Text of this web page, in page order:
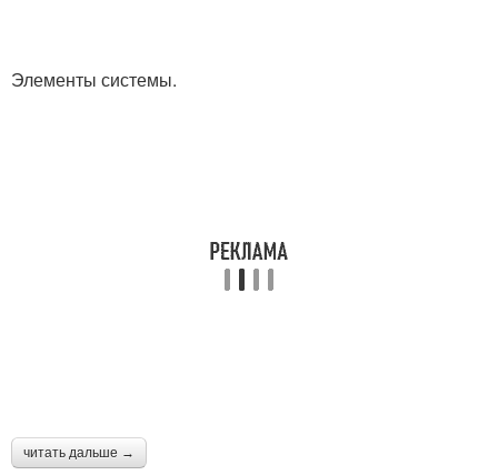
Элементы системы.
читать дальше →